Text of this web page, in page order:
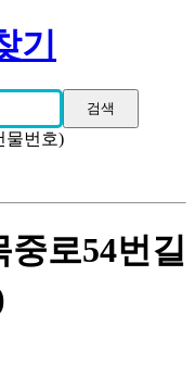
기
물번호)
로54번길